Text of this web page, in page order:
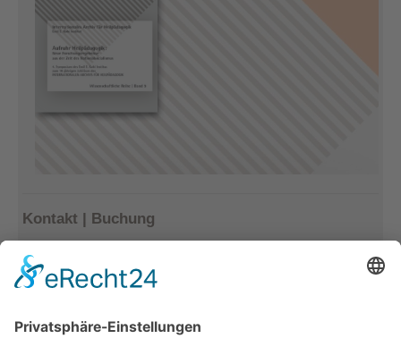
Kontakt | Buchung
Tel.: 033477–548940
info@archiv-heilpaedagogik.de
Kommende Veranstaltungen